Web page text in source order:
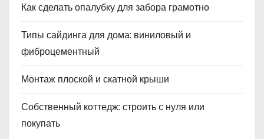
Как сделать опалубку для забора грамотно
Типы сайдинга для дома: виниловый и
фиброцементный
Монтаж плоской и скатной крыши
Собственный коттедж: строить с нуля или
покупать